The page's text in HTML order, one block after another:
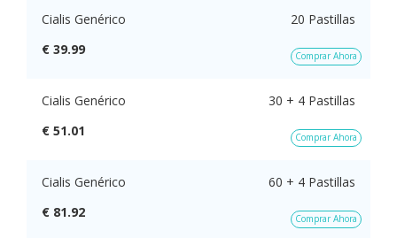
Cialis Genérico
20 Pastillas
€ 39.99
Comprar Ahora
Cialis Genérico
30 + 4 Pastillas
€ 51.01
Comprar Ahora
Cialis Genérico
60 + 4 Pastillas
€ 81.92
Comprar Ahora